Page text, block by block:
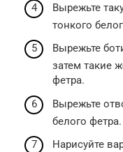
Вырежьте
тонкого
Вырежьте
затем такие
фетра.
Вырежьте
белого фетра.
Нарисуйте